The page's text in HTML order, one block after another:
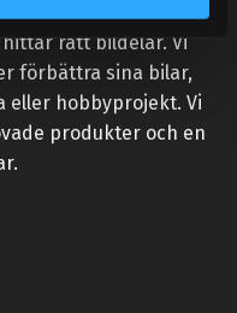
Street Performance
rätt bildelar. Vi
förbättra sina bilar,
eller hobbyprojekt. Vi
produkter och en